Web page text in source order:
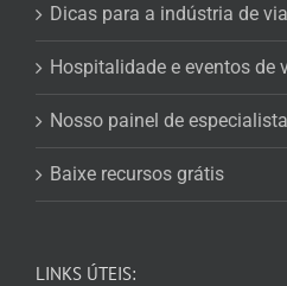
Dicas para a indústria de
Hospitalidade e eventos de
Nosso painel de
Baixe recursos grátis
LINKS ÚTEIS: